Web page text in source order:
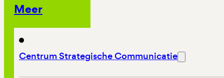
Meer
Centrum Strategische Communicatie